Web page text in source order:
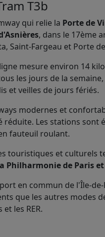
T3b
qui relie la Porte de
, dans le 17ème
Saint-Fargeau et Porte
mesure environ 14
les jours de la
et veilles de jours fériés.
modernes et
Les stations sont
fauteuil roulant.
touristiques et culturels
Philharmonie de Paris
en commun de l'Île-
que les autres modes
les RER.